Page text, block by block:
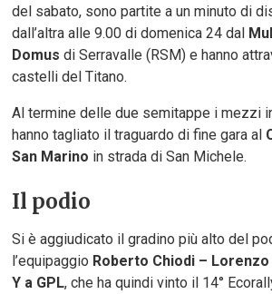
del sabato, sono partite a un minuto di
dall’altra alle 9.00 di domenica 24 dal
Domus di Serravalle (RSM) e hanno
castelli del Titano.
Al termine delle due semitappe i mezzi
hanno tagliato il traguardo di fine gara al
San Marino in strada di San Michele.
Il podio
Si è aggiudicato il gradino più alto del
l’equipaggio Roberto Chiodi – Lorenzo
Y a GPL, che ha quindi vinto il 14°